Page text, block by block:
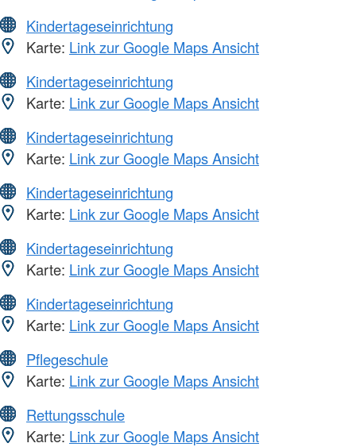
Kindertageseinrichtung
Karte: Link zur Google Maps Ansicht
Kindertageseinrichtung
Karte: Link zur Google Maps Ansicht
Kindertageseinrichtung
Karte: Link zur Google Maps Ansicht
Kindertageseinrichtung
Karte: Link zur Google Maps Ansicht
Kindertageseinrichtung
Karte: Link zur Google Maps Ansicht
Kindertageseinrichtung
Karte: Link zur Google Maps Ansicht
Pflegeschule
Karte: Link zur Google Maps Ansicht
Rettungsschule
Karte: Link zur Google Maps Ansicht